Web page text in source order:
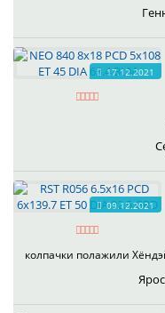
17.12.2021
09.12.2021
колпачки полажили